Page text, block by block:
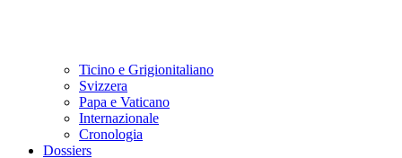
Ticino e Grigionitaliano
Svizzera
Papa e Vaticano
Internazionale
Cronologia
Dossiers